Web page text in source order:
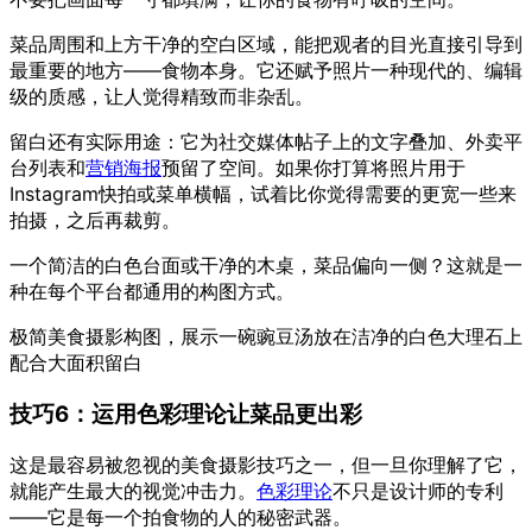
菜品周围和上方干净的空白区域，能把观者的目光直接引导到
最重要的地方——食物本身。它还赋予照片一种现代的、编辑
级的质感，让人觉得精致而非杂乱。
留白还有实际用途：它为社交媒体帖子上的文字叠加、外卖平
台列表和营销海报预留了空间。如果你打算将照片用于
Instagram快拍或菜单横幅，试着比你觉得需要的更宽一些来
拍摄，之后再裁剪。
一个简洁的白色台面或干净的木桌，菜品偏向一侧？这就是一
种在每个平台都通用的构图方式。
极简美食摄影构图，展示一碗豌豆汤放在洁净的白色大理石上
配合大面积留白
技巧6：运用色彩理论让菜品更出彩
这是最容易被忽视的美食摄影技巧之一，但一旦你理解了它，
就能产生最大的视觉冲击力。 色彩理论不只是设计师的专利
——它是每一个拍食物的人的秘密武器。